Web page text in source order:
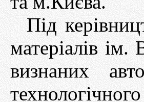
Під
матеріалів
визнаних